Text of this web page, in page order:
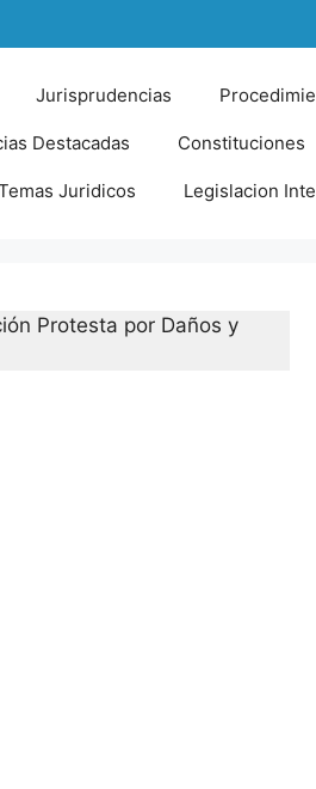
Jurisprudencias
Destacadas Constituciones
Juridicos Legislacion
Protesta por Daños y